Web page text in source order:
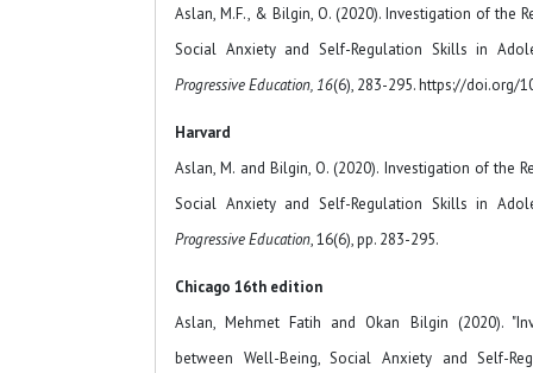
Aslan, M.F., & Bilgin, O. (2020). Investigation of the
Social Anxiety and Self-Regulation Skills in
Progressive Education, 16(6), 283-295. https://doi.org/
Harvard
Aslan, M. and Bilgin, O. (2020). Investigation of the
Social Anxiety and Self-Regulation Skills in
Progressive Education, 16(6), pp. 283-295.
Chicago 16th edition
Aslan, Mehmet Fatih and Okan Bilgin (2020).
between Well-Being, Social Anxiety and Self-